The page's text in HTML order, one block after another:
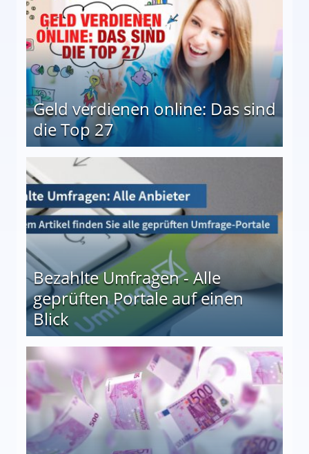
Geld verdienen online: Das sind
die Top 27
Bezahlte Umfragen - Alle
geprüften Portale auf einen
Blick
auf einen Blick